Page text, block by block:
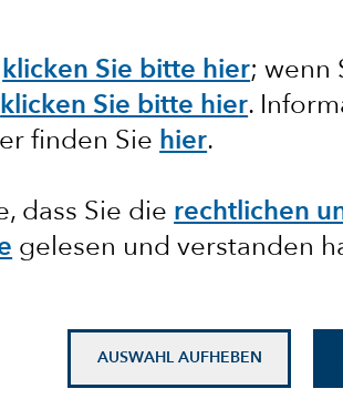
klicken Sie bitte hier; wenn
klicken Sie bitte hier.
finden Sie hier.
dass Sie die rechtlichen
gelesen und verstanden
AUSWAHL AUFHEBEN
Regierungen,